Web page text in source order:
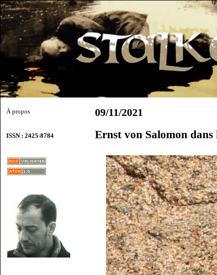
À propos
ISSN : 2425-8784
09/11/2021
Ernst von Salomon dans